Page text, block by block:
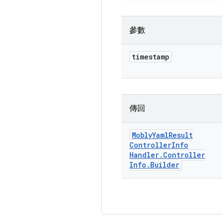
參數
timestamp
傳回
MoblyYamlResult
ControllerInfo
Handler. Controller
Info . Builder